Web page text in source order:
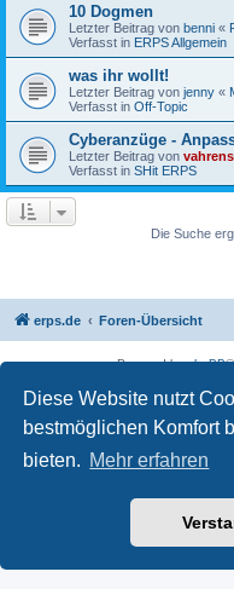
Diese Website nutzt
bestmöglichen Komfort
bieten. Mehr erfahren
10 Dogmen
Letzter Beitrag von benni «
Verfasst in ERPS Allgemein
was ihr wollt!
Letzter Beitrag von jenny «
Verfasst in Off-Topic
Cyberanzüge -
Letzter Beitrag von vahrens
Verfasst in SHit ERPS
Die Suche
erps.de Foren-Übersicht
Powered byphpBB